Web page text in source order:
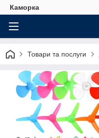
Каморка
Товари та послуги